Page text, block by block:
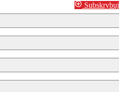
Subskrybuj